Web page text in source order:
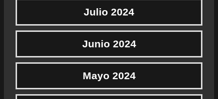
Julio 2024
Junio 2024
Mayo 2024